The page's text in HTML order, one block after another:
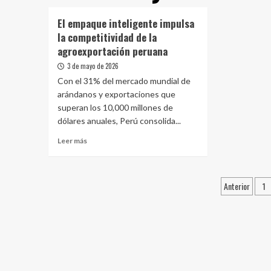
El empaque inteligente impulsa
la competitividad de la
agroexportación peruana
3 de mayo de 2026
Con el 31% del mercado mundial de
arándanos y exportaciones que
superan los 10,000 millones de
dólares anuales, Perú consolida...
Leer másLeer
Anterior 1